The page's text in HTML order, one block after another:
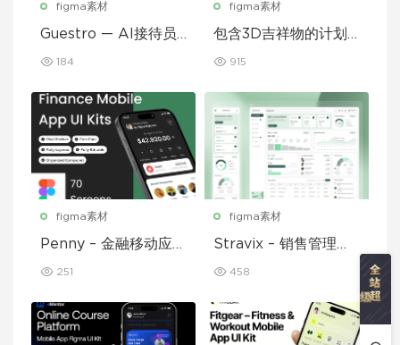
figma素材
Guestro — AI接待员
184
figma素材
包含3D吉祥物的计划
计UI套件
915
figma素材
Penny – 金融移动应用
251
figma素材
Stravix – 销售管理仪
458